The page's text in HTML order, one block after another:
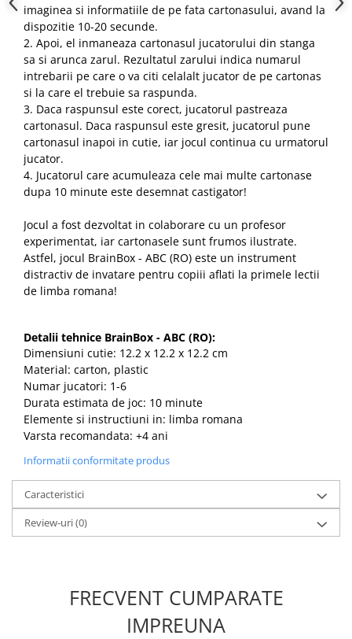
imaginea si informatiile de pe fata cartonasului, avand la
dispozitie 10-20 secunde.
2. Apoi, el inmaneaza cartonasul jucatorului din stanga
sa si arunca zarul. Rezultatul zarului indica numarul
intrebarii pe care o va citi celalalt jucator de pe cartonas
si la care el trebuie sa raspunda.
3. Daca raspunsul este corect, jucatorul pastreaza
cartonasul. Daca raspunsul este gresit, jucatorul pune
cartonasul inapoi in cutie, iar jocul continua cu urmatorul
jucator.
4. Jucatorul care acumuleaza cele mai multe cartonase
dupa 10 minute este desemnat castigator!
Jocul a fost dezvoltat in colaborare cu un profesor
experimentat, iar cartonasele sunt frumos ilustrate.
Astfel, jocul BrainBox - ABC (RO) este un instrument
distractiv de invatare pentru copiii aflati la primele lectii
de limba romana!
Detalii tehnice BrainBox - ABC (RO):
Dimensiuni cutie: 12.2 x 12.2 x 12.2 cm
Material: carton, plastic
Numar jucatori: 1-6
Durata estimata de joc: 10 minute
Elemente si instructiuni in: limba romana
Varsta recomandata: +4 ani
Informatii conformitate produs
Caracteristici
Review-uri(0)
FRECVENT CUMPARATE
IMPREUNA